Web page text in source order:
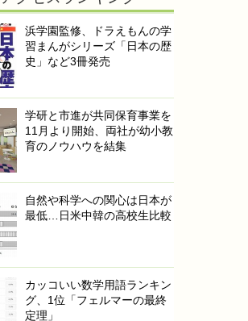
浜学園監修、ドラえもんの学
習まんがシリーズ「日本の歴
史」など3冊発売
学研と市進が共同保育事業を
11月より開始、両社が幼小教
育のノウハウを結集
自然や科学への関心は日本が
最低…日米中韓の高校生比較
カッコいい数学用語ランキン
グ、1位「フェルマーの最終
定理」